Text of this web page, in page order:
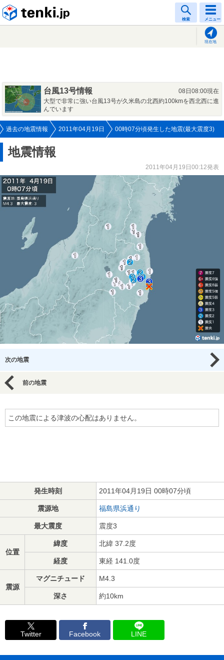
検索 メニュー
現在地
台風13号情報
08日08:00現在
大型で非常に強い台風13号が久米島の北西約100kmを西北西に進
んでいます
過去の地震情報 2011年04月19日 00時07分頃発生した地震(最大震度3)
地震情報
2011年04月19日00:12発表
次の地震
前の地震
この地震による津波の心配はありません。
発生時刻 2011年04月19日 00時07分頃
震源地 福島県浜通り
最大震度 震度3
位置
緯度 北緯 37.2度
経度 東経 141.0度
震源
マグニチュード M4.3
深さ 約10km
Twitter Facebook LINE